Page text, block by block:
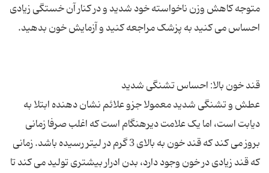
متوجه کاهش وزن ناخواسته خود شدید و در کنار آن خستگی زیادی
عطش و تشنگی شدید معمولا جزو علائم نشان دهنده ابتلا به
دیابت است، اما یک علامت دیرهنگام است که اغلب صرفا زمانی
بروز می کند که قند خون به بالای 3 گرم در لیتر رسیده باشد. زمانی
که قند زیادی در خون وجود دارد، بدن ادرار بیشتری تولید می کند تا